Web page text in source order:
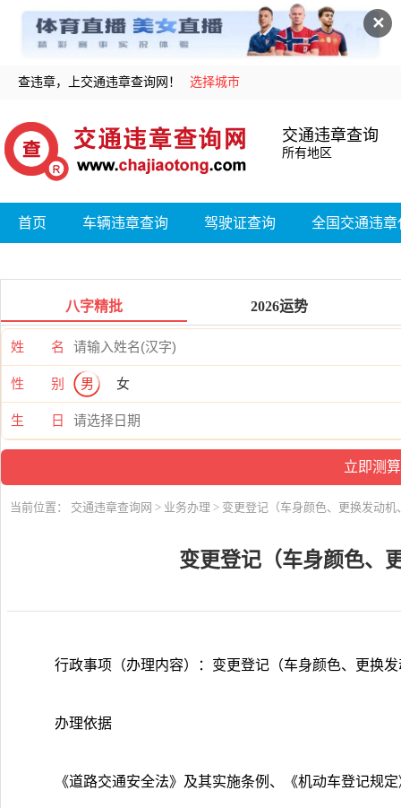
✕
查违章，上交通违章查询网！ 选择城市
交通违章查询
所有地区
首页 车辆违章查询 驾驶证查询 全国交通违
八字精批 2026运势
姓 名
性 别 男 女
生 日
当前位置： 交通违章查询网 > 业务办理 > 变更登记（车身颜色、更换发动机
变更登记（车身颜色、
行政事项（办理内容）：变更登记（车身颜色、更换
办理依据
《道路交通安全法》及其实施条例、《机动车登记规